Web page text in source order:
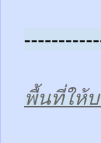
พื้นที่ให้